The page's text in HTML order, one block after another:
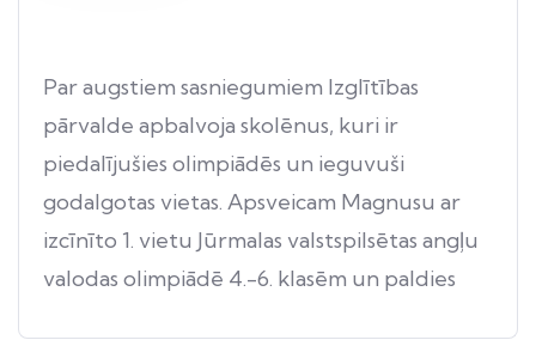
Par augstiem sasniegumiem Izglītības
pārvalde apbalvoja skolēnus, kuri ir
piedalījušies olimpiādēs un ieguvuši
godalgotas vietas. Apsveicam Magnusu ar
izcīnīto 1. vietu Jūrmalas valstspilsētas angļu
valodas olimpiādē 4.-6. klasēm un paldies